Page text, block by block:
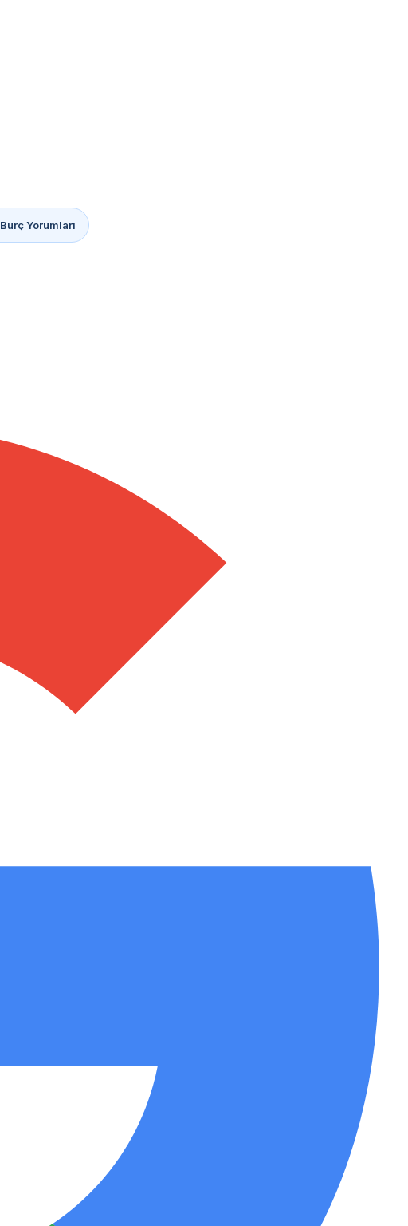
Burç Yorumları